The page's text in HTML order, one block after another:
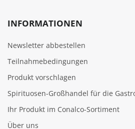
INFORMATIONEN
Newsletter abbestellen
Teilnahmebedingungen
Produkt vorschlagen
Spirituosen-Großhandel für die
Ihr Produkt im Conalco-Sortiment
Über uns